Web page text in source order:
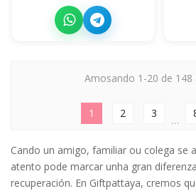
Amosando 1-20 de 148
1 2 3
…
Cando un amigo, familiar ou colega se
atento pode marcar unha gran
recuperación. En Giftpattaya, cremos